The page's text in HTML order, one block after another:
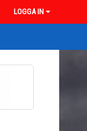
LOGGA IN